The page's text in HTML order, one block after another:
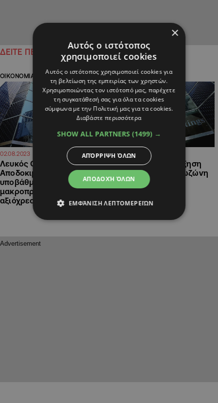
ΔΕΙΤΕ ΠΕΡΙΣΣΟΤΕΡΑ
ΟΙΚΟΝΟΜΙΑ
02.08.2023
Λευκός Οίκος:
Αποδοκιμάζει την
υποβάθμιση
μακροπρόθεσμου
αξιόχρεου ΗΠΑ από Fitch
ΟΙΚΟΝΟΜΙΑ
13.12.2018 08:28
Fitch: Προβλέπει αύξηση
επιτοκίων στην ευρωζώνη
εντός του 2020
×
Αυτός ο ιστότοπος
χρησιμοποιεί cookies
Αυτός ο ιστότοπος χρησιμοποιεί cookies για
τη βελτίωση της εμπειρίας των χρηστών.
Χρησιμοποιώντας τον ιστότοπό μας, παρέχετε
τη συγκατάθεσή σας για όλα τα cookies
σύμφωνα με την Πολιτική μας για τα cookies.
Διαβάστε περισσότερα
SHOW ALL PARTNERS (1499) →
ΑΠΟΔΟΧΉ ΌΛΩΝ
ΑΠΌΡΡΙΨΗ ΌΛΩΝ
ΕΜΦΆΝΙΣΗ ΛΕΠΤΟΜΕΡΕΙΏΝ